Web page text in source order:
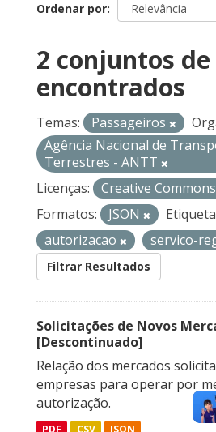
Ordenar por
2 conjuntos
encontrados
Temas: Passageiros
Agência Nacional de
Terrestres - ANTT
Licenças:
Creative
Formatos:
JSON
autorizacao
servico-
Filtrar Resultados
Solicitações de Novos
[Descontinuado]
Relação dos mercados
empresas para operar por
autorização.